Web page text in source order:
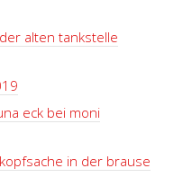
alten tankstelle
eck bei moni
in der brause